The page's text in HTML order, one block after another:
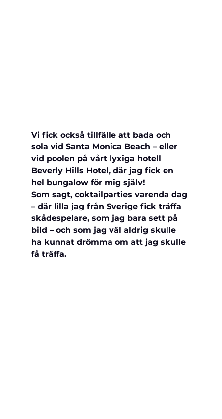
Vi fick också tillfälle att bada och
sola vid Santa Monica Beach – eller
vid poolen på vårt lyxiga hotell
Beverly Hills Hotel, där jag fick en
hel bungalow för mig själv!
Som sagt, coktailparties varenda dag
– där lilla jag från Sverige fick träffa
skådespelare, som jag bara sett på
bild – och som jag väl aldrig skulle
ha kunnat drömma om att jag skulle
få träffa.